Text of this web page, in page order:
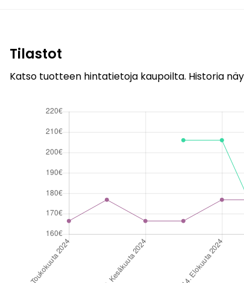
Tilastot
Katso tuotteen hintatietoja kaupoilta. Historia